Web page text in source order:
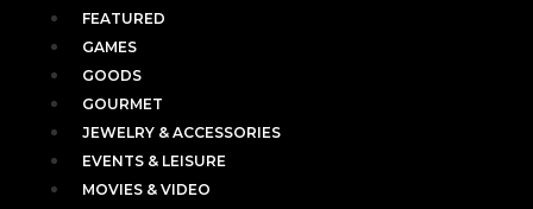
FEATURED
GAMES
GOODS
GOURMET
JEWELRY & ACCESSORIES
EVENTS & LEISURE
MOVIES & VIDEO